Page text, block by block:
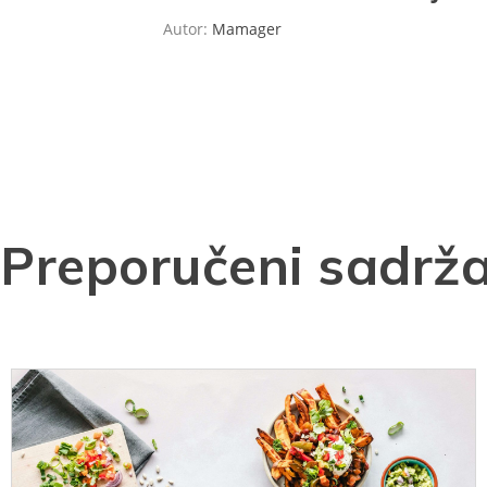
Autor: Mamager
Preporučeni